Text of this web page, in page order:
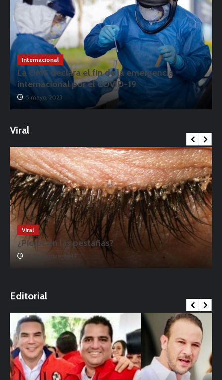
Internacional
La OMS declara el fin de la emergencia
internacional por el COVID-19
5 mayo, 2023
Viral
Viral
¿Piojos en las pestañas?
17 noviembre, 2019
Editorial